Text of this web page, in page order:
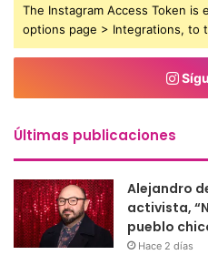
The Instagram Access Token is
options page > Integrations, to
Últimas publicaciones
Alejandro
activista,
pueblo
Hace 2 días